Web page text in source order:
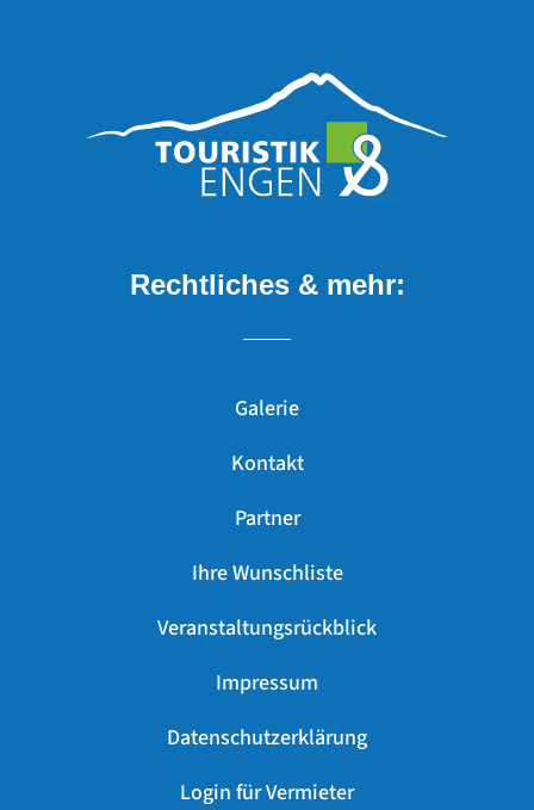
Rechtliches & mehr:
Galerie
Kontakt
Partner
Ihre Wunschliste
Veranstaltungsrückblick
Impressum
Datenschutzerklärung
Login für Vermieter